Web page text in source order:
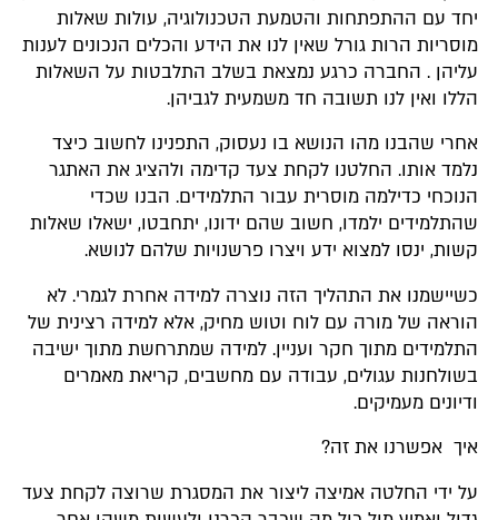
יחד עם ההתפתחות והטמעת הטכנולוגיה, עולות שאלות
מוסריות הרות גורל שאין לנו את הידע והכלים הנכונים לענות
עליהן . החברה כרגע נמצאת בשלב התלבטות על השאלות
הללו ואין לנו תשובה חד משמעית לגביהן.
אחרי שהבנו מהו הנושא בו נעסוק, התפנינו לחשוב כיצד
נלמד אותו. החלטנו לקחת צעד קדימה ולהציג את האתגר
הנוכחי כדילמה מוסרית עבור התלמידים. הבנו שכדי
שהתלמידים ילמדו, חשוב שהם ידונו, יתחבטו, ישאלו שאלות
קשות, ינסו למצוא ידע ויצרו פרשנויות שלהם לנושא.
כשיישמנו את התהליך הזה נוצרה למידה אחרת לגמרי. לא
הוראה של מורה עם לוח וטוש מחיק, אלא למידה רצינית של
התלמידים מתוך חקר ועניין. למידה שמתרחשת מתוך ישיבה
בשולחנות עגולים, עבודה עם מחשבים, קריאת מאמרים
ודיונים מעמיקים.
איך אפשרנו את זה?
על ידי החלטה אמיצה ליצור את המסגרת שרוצה לקחת צעד